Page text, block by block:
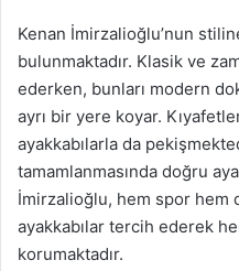
Kenan İmirzalioğlu’nun
bulunmaktadır. Klasik ve
ederken, bunları modern
ayrı bir yere koyar.
ayakkabılarla da
tamamlanmasında doğru
İmirzalioğlu, hem spor hem
ayakkabılar tercih ederek
korumaktadır.